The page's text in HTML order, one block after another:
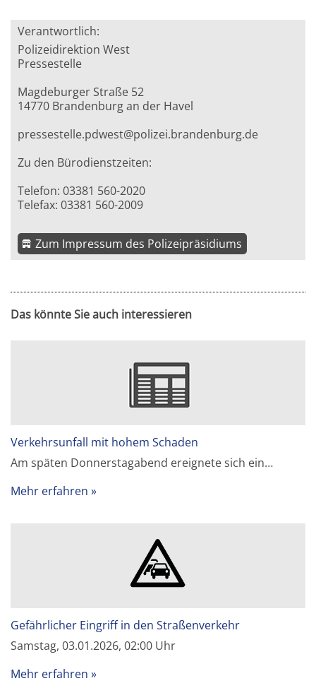
Verantwortlich:
Polizeidirektion West
Pressestelle
Magdeburger Straße 52
14770 Brandenburg an der Havel
pressestelle.pdwest@polizei.brandenburg.de
Zu den Bürodienstzeiten:
Telefon: 03381 560-2020
Telefax: 03381 560-2009
Zum Impressum des Polizeipräsidiums
Das könnte Sie auch interessieren
Verkehrsunfall mit hohem Schaden
Am späten Donnerstagabend ereignete sich ein…
Mehr erfahren
Gefährlicher Eingriff in den Straßenverkehr
Samstag, 03.01.2026, 02:00 Uhr
Mehr erfahren